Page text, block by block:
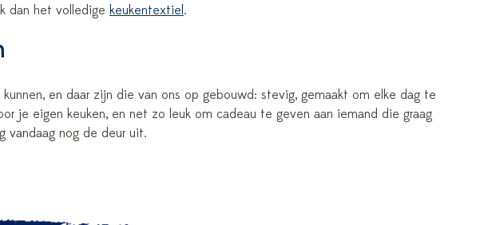
dan het volledige keukentextiel.
en daar zijn die van ons op gebouwd: stevig, gemaakt om elke dag te
je eigen keuken, en net zo leuk om cadeau te geven aan iemand die graag
vandaag nog de deur uit.